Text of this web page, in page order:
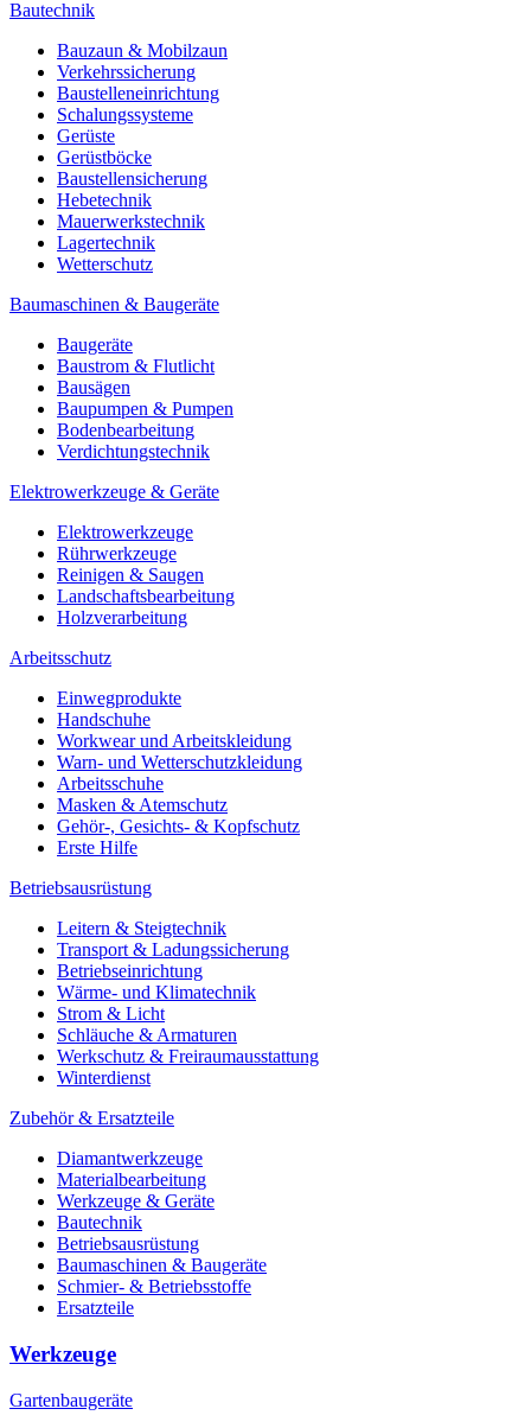
Bautechnik
Bauzaun & Mobilzaun
Verkehrssicherung
Baustelleneinrichtung
Schalungssysteme
Gerüste
Gerüstböcke
Baustellensicherung
Hebetechnik
Mauerwerkstechnik
Lagertechnik
Wetterschutz
Baumaschinen & Baugeräte
Baugeräte
Baustrom & Flutlicht
Bausägen
Baupumpen & Pumpen
Bodenbearbeitung
Verdichtungstechnik
Elektrowerkzeuge & Geräte
Elektrowerkzeuge
Rührwerkzeuge
Reinigen & Saugen
Landschaftsbearbeitung
Holzverarbeitung
Arbeitsschutz
Einwegprodukte
Handschuhe
Workwear und Arbeitskleidung
Warn- und Wetterschutzkleidung
Arbeitsschuhe
Masken & Atemschutz
Gehör-, Gesichts- & Kopfschutz
Erste Hilfe
Betriebsausrüstung
Leitern & Steigtechnik
Transport & Ladungssicherung
Betriebseinrichtung
Wärme- und Klimatechnik
Strom & Licht
Schläuche & Armaturen
Werkschutz & Freiraumausstattung
Winterdienst
Zubehör & Ersatzteile
Diamantwerkzeuge
Materialbearbeitung
Werkzeuge & Geräte
Bautechnik
Betriebsausrüstung
Baumaschinen & Baugeräte
Schmier- & Betriebsstoffe
Ersatzteile
Werkzeuge
Gartenbaugeräte